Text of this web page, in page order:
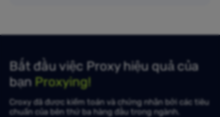
Bắt đầu việc Proxy hiệu quả của
bạn Proxying!
Croxy đã được kiểm toán và chứng nhận bởi các tiêu
chuẩn của bên thứ ba hàng đầu trong ngành.